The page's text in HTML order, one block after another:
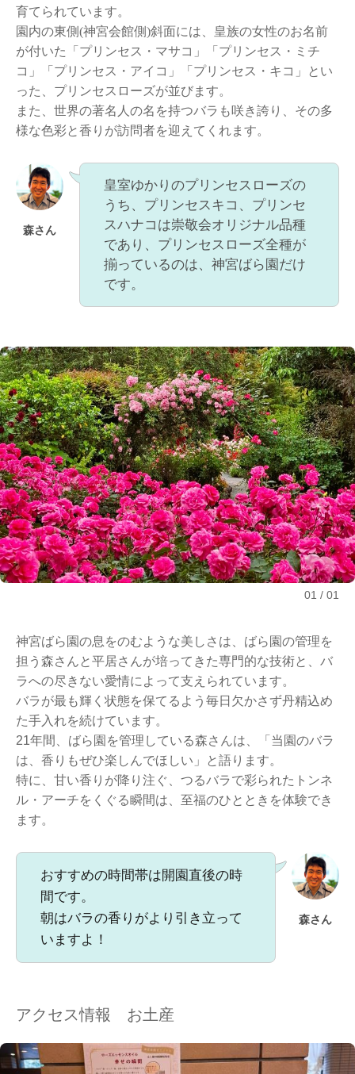
育てられています。
園内の東側(神宮会館側)斜面には、皇族の女性のお名前
が付いた「プリンセス・マサコ」「プリンセス・ミチ
コ」「プリンセス・アイコ」「プリンセス・キコ」とい
った、プリンセスローズが並びます。
また、世界の著名人の名を持つバラも咲き誇り、その多
様な色彩と香りが訪問者を迎えてくれます。
森さん
皇室ゆかりのプリンセスローズの
うち、プリンセスキコ、プリンセ
スハナコは崇敬会オリジナル品種
であり、プリンセスローズ全種が
揃っているのは、神宮ばら園だけ
です。
01 01
神宮ばら園の息をのむような美しさは、ばら園の管理を
担う森さんと平居さんが培ってきた専門的な技術と、バ
ラへの尽きない愛情によって支えられています。
バラが最も輝く状態を保てるよう毎日欠かさず丹精込め
た手入れを続けています。
21年間、ばら園を管理している森さんは、「当園のバラ
は、香りもぜひ楽しんでほしい」と語ります。
特に、甘い香りが降り注ぐ、つるバラで彩られたトンネ
ル・アーチをくぐる瞬間は、至福のひとときを体験でき
ます。
森さん
おすすめの時間帯は開園直後の時
間です。
朝はバラの香りがより引き立って
いますよ！
アクセス情報 お土産